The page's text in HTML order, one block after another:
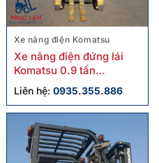
Xe nâng điện Komatsu
Xe nâng điện đứng lái
Komatsu 0.9 tấn
FB09RS-14 cũ
Liên hệ: 0935.355.886